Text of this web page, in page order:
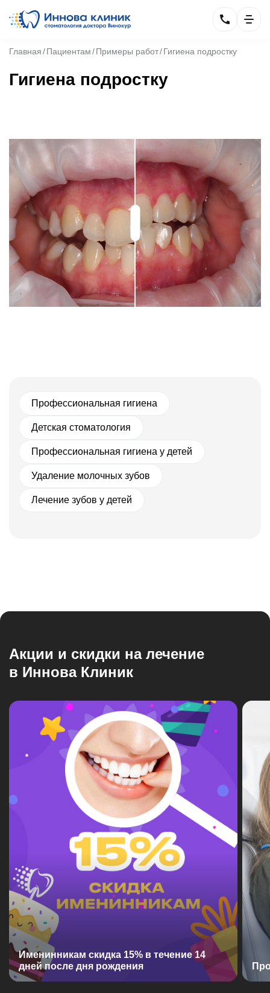
Главная Пациентам Примеры работ Гигиена подростку
Гигиена подростку
Профессиональная гигиена
Детская стоматология
Профессиональная гигиена у детей
Удаление молочных зубов
Лечение зубов у детей
Акции и скидки на лечение
в Иннова Клиник
Именинникам скидка 15% в течение 14
дней после дня рождения